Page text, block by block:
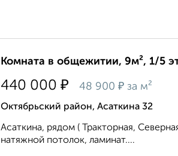
Комната в общежитии, 9м², 1/5
440 000 ₽ 48 900 ₽ за м²
Октябрьский район, Асаткина 32
Асаткина, рядом ( Тракторная,
натяжной потолок, ламинат....